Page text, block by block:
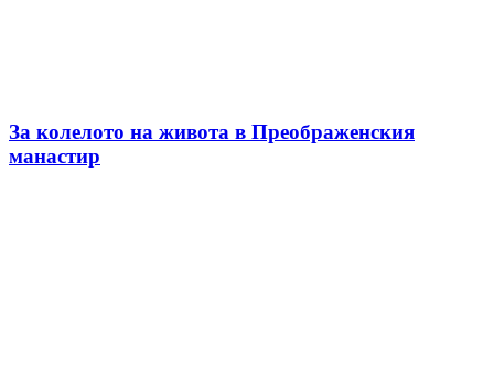
За колелото на живота в Преображенския
манастир